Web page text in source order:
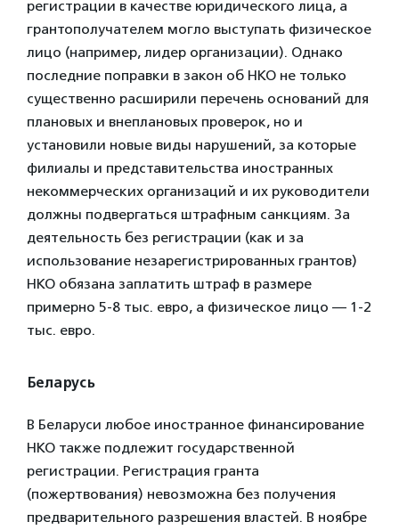
регистрации в качестве юридического лица, а
грантополучателем могло выступать физическое
лицо (например, лидер организации). Однако
последние поправки в закон об НКО не только
существенно расширили перечень оснований для
плановых и внеплановых проверок, но и
установили новые виды нарушений, за которые
филиалы и представительства иностранных
некоммерческих организаций и их руководители
должны подвергаться штрафным санкциям. За
деятельность без регистрации (как и за
использование незарегистрированных грантов)
НКО обязана заплатить штраф в размере
примерно 5-8 тыс. евро, а физическое лицо — 1-2
тыс. евро.
Беларусь
В Беларуси любое иностранное финансирование
НКО также подлежит государственной
регистрации. Регистрация гранта
(пожертвования) невозможна без получения
предварительного разрешения властей. В ноябре